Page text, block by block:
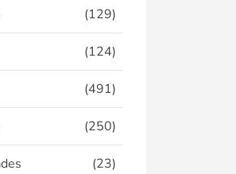
(129)
(124)
(491)
(250)
(23)